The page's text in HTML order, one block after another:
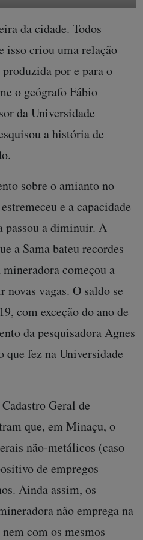
da cidade. Todos
isso criou uma relação
por e para o
o geógrafo Fábio
da Universidade
a história de
sobre o amianto no
e a capacidade
passou a diminuir. A
a Sama bateu recordes
começou a
vagas. O saldo se
com exceção do ano de
da pesquisadora Agnes
que fez na Universidade
Geral de
que, em Minaçu, o
não-metálicos (caso
de empregos
Ainda assim, os
não emprega na
com os mesmos